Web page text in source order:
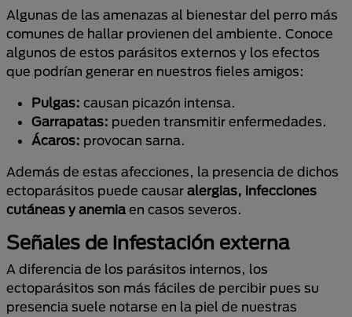
Algunas de las amenazas al bienestar del perro más
comunes de hallar provienen del ambiente. Conoce
algunos de estos parásitos externos y los efectos
que podrían generar en nuestros fieles amigos:
Pulgas: causan picazón intensa.
Garrapatas: pueden transmitir enfermedades.
Ácaros: provocan sarna.
Además de estas afecciones, la presencia de dichos
ectoparásitos puede causar alergias, infecciones
cutáneas y anemia en casos severos.
Señales de infestación externa
A diferencia de los parásitos internos, los
ectoparásitos son más fáciles de percibir pues su
presencia suele notarse en la piel de nuestras